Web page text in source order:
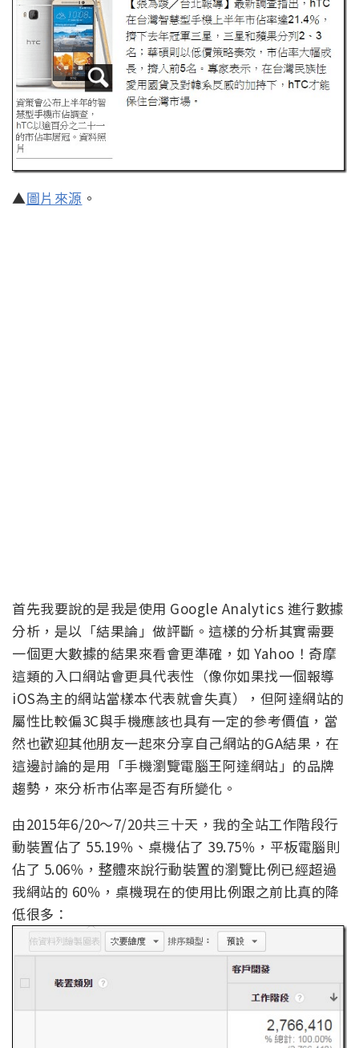
▲圖片來源 。
首先我要說的是我是使用 Google Analytics 進行數據
分析，是以「結果論」做評斷。這樣的分析其實需要
一個更大數據的結果來看會更準確，如 Yahoo！奇摩
這類的入口網站會更具代表性（像你如果找一個報導
iOS為主的網站當樣本代表就會失真），但阿達網站的
屬性比較偏3C與手機應該也具有一定的參考價值，當
然也歡迎其他朋友一起來分享自己網站的GA結果，在
這邊討論的是用「手機瀏覽電腦王阿達網站」的品牌
趨勢，來分析市佔率是否有所變化。
由2015年6/20～7/20共三十天，我的全站工作階段行
動裝置佔了 55.19％、桌機佔了 39.75％，平板電腦則
佔了 5.06％，整體來說行動裝置的瀏覽比例已經超過
我網站的 60％，桌機現在的使用比例跟之前比真的降
低很多：